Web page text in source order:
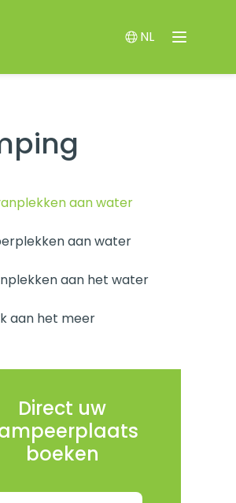
Menu
NL
Switch
aan water
aan water
aan het water
aan het meer
Direct uw
boeken